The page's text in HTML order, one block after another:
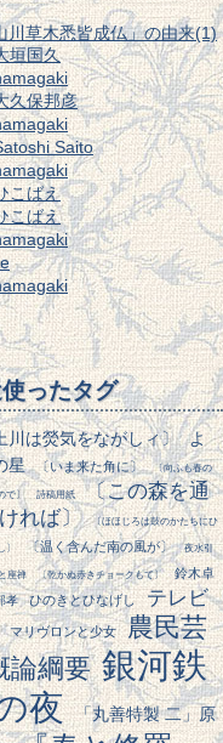
川草木悉皆成仏」の由来(1)
垣国久
久保邦彦
Saito
こばえ
こばえ
ったタグ
川は熒気をながしィ〕 よ
星
〔いま来た角に〕 〔向ふも春の
で〕 詩稿用紙
〔この森を通
れば〕
〔ほほじろは鼓のかたちにひ
〕 〔温く含んだ南の風が〕 夜水引
座禅 〔乾かぬ赤きチョークもて〕
鈴木卓
孝 ひのきとひなげし
テレビ
マリヴロンと少女
農民芸
論綱要 銀河鉄
夜
「丸善特製 二」原